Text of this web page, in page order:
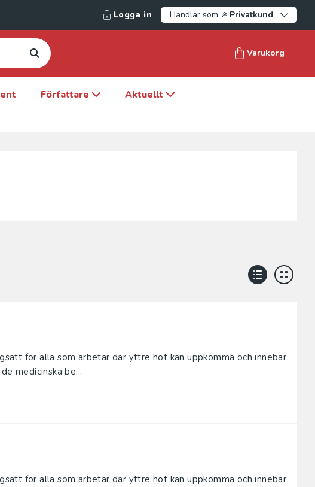
Logga in Handlar som: Privatkund
Varukorg
Författare Aktuellt
för alla som arbetar där yttre hot kan uppkomma och innebär
medicinska be...
för alla som arbetar där yttre hot kan uppkomma och innebär